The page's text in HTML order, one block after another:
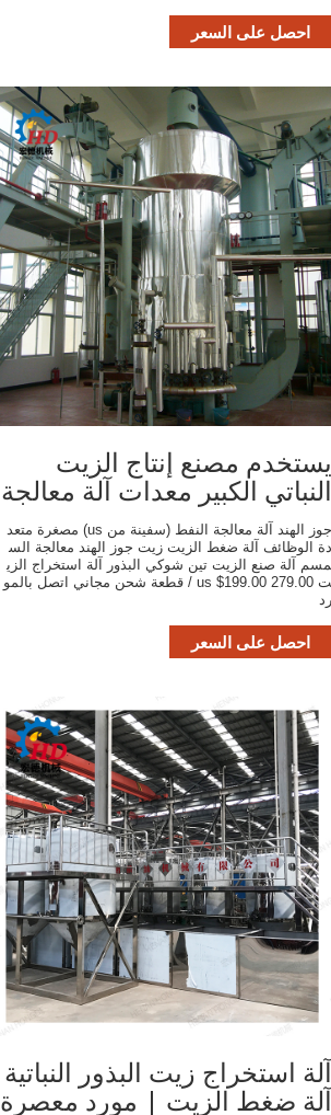
احصل على السعر
يستخدم مصنع إنتاج الزيت
النباتي الكبير معدات آلة معالجة
جوز الهند آلة معالجة النفط (سفينة من us) مصغرة متعد
دة الوظائف آلة ضغط الزيت زيت جوز الهند معالجة الس
مسم آلة صنع الزيت تين شوكي البذور آلة استخراج الزي
ت us $199.00 279.00 / قطعة شحن مجاني اتصل بالمو
رد
احصل على السعر
آلة استخراج زيت البذور النباتية
آلة ضغط الزيت | مورد معصرة